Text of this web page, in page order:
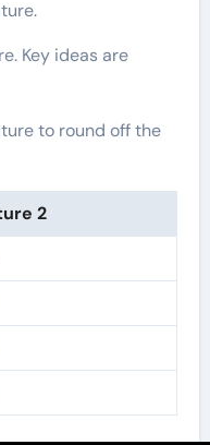
Key ideas are
to round off the
2